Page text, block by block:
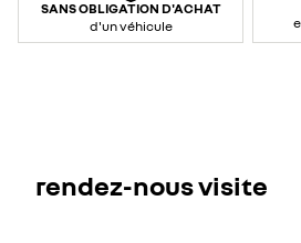
SANS OBLIGATION D'ACHAT
d'un véhicule
rendez-nous visite